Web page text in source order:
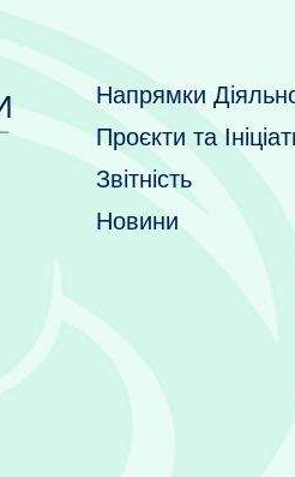
Напрямки
Проєкти та
Звітність
Новини